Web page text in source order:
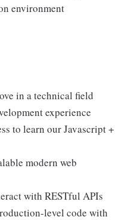
environment
in a technical field
experience
to learn our Javascript +
modern web
with RESTful APIs
level code with